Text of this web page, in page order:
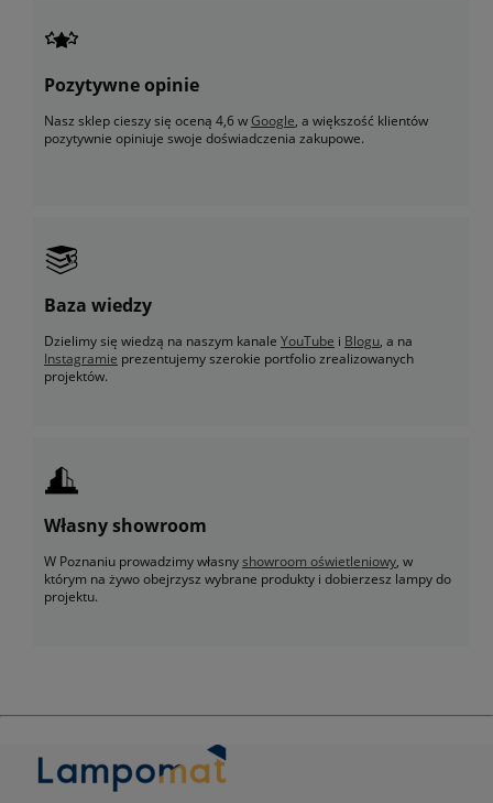
Pozytywne opinie
Nasz sklep cieszy się oceną 4,6 wGoogle, a większość klientów
pozytywnie opiniuje swoje doświadczenia zakupowe.
Baza wiedzy
Dzielimy się wiedzą na naszym kanale YouTube i Blogu, a na
Instagramie prezentujemy szerokie portfolio zrealizowanych
projektów.
Własny showroom
W Poznaniu prowadzimy własnyshowroom oświetleniowy, w
którym na żywo obejrzysz wybrane produkty i dobierzesz lampy do
projektu.